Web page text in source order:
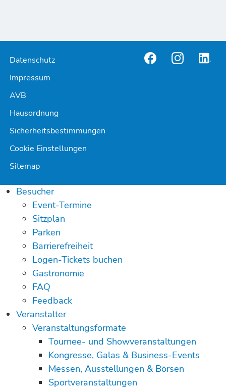
Datenschutz
Impressum
AVB
Hausordnung
Sicherheitsbestimmungen
Cookie Einstellungen
Sitemap
Besucher
Event-Termine
Sitzplan
Parken
Barrierefreiheit
Logen-Tickets buchen
Gastronomie
FAQ
Feedback
Veranstalter
Veranstaltungsformate
Tournee- und Showveranstaltungen
Kongresse, Galas & Business-Events
Messen, Ausstellungen & Börsen
Sportveranstaltungen